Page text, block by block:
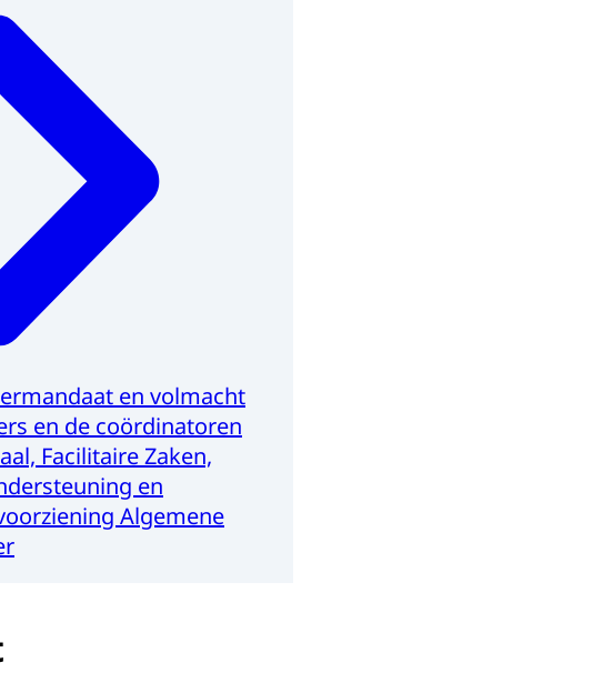
en volmacht
en de coördinatoren
Facilitaire Zaken,
en
Algemene